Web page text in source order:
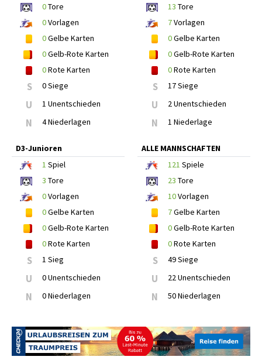
0Tore
0Vorlagen
0Gelbe Karten
0Gelb-Rote Karten
0Rote Karten
S 0 Siege
U 1 Unentschieden
N 4 Niederlagen
13 Tore
7Vorlagen
0Gelbe Karten
0Gelb-Rote Karten
0Rote Karten
S 17 Siege
U 2 Unentschieden
N 1 Niederlage
D3-Junioren
1 Spiel
3 Tore
0Vorlagen
0Gelbe Karten
0Gelb-Rote Karten
0Rote Karten
S 1 Sieg
U 0 Unentschieden
N 0 Niederlagen
ALLE MANNSCHAFTEN
121 Spiele
23 Tore
10Vorlagen
7Gelbe Karten
0Gelb-Rote Karten
0Rote Karten
S 49 Siege
U 22 Unentschieden
N 50 Niederlagen